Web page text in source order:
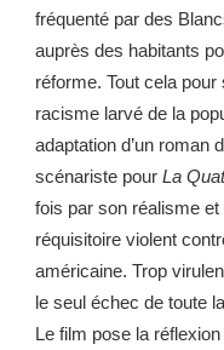
fréquenté par des
auprès des habitants
réforme. Tout cela
racisme larvé de la
adaptation d’un roman
scénariste pour La
fois par son réalisme
réquisitoire violent
américaine. Trop
le seul échec de toute
Le film pose la